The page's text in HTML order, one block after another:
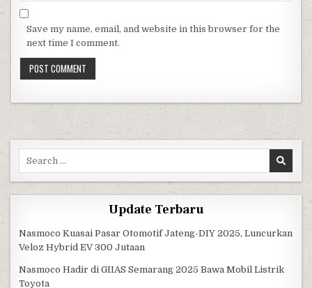
Save my name, email, and website in this browser for the
next time I comment.
Update Terbaru
Nasmoco Kuasai Pasar Otomotif Jateng-DIY 2025, Luncurkan
Veloz Hybrid EV 300 Jutaan
Nasmoco Hadir di GIIAS Semarang 2025 Bawa Mobil Listrik
Toyota